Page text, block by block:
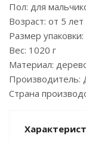
Пол: для
Возраст: от 5 лет
Размер
Вес: 1020 г
Материал:
Производитель:
Страна